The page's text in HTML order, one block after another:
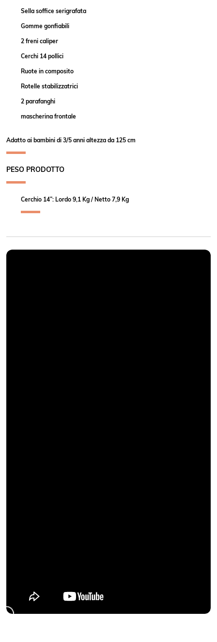
Sella soffice serigrafata
Gomme gonfiabili
2 freni caliper
Cerchi 14 pollici
Ruote in composito
Rotelle stabilizzatrici
2 parafanghi
mascherina frontale
Adatto ai bambini di 3/5 anni altezza da 125 cm
PESO PRODOTTO
Cerchio 14”: Lordo 9,1 Kg / Netto 7,9 Kg